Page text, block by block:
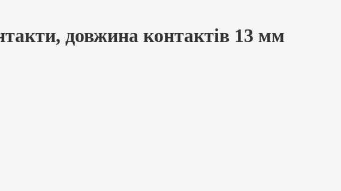
довжина контактів 13 мм